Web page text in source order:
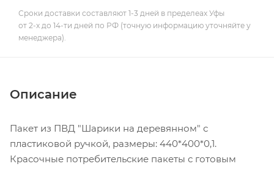
Сроки доставки составляют 1-3 дней в пределеах Уфы
от 2-х до 14-ти дней по РФ (точную информацию уточняйте у
менеджера).
Описание
Пакет из ПВД "Шарики на деревянном" с
пластиковой ручкой, размеры: 440*400*0,1.
Красочные потребительские пакеты с готовым